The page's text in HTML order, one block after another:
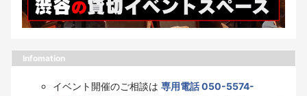
Infomation
イベント開催のご相談は 専用電話 050-5574-